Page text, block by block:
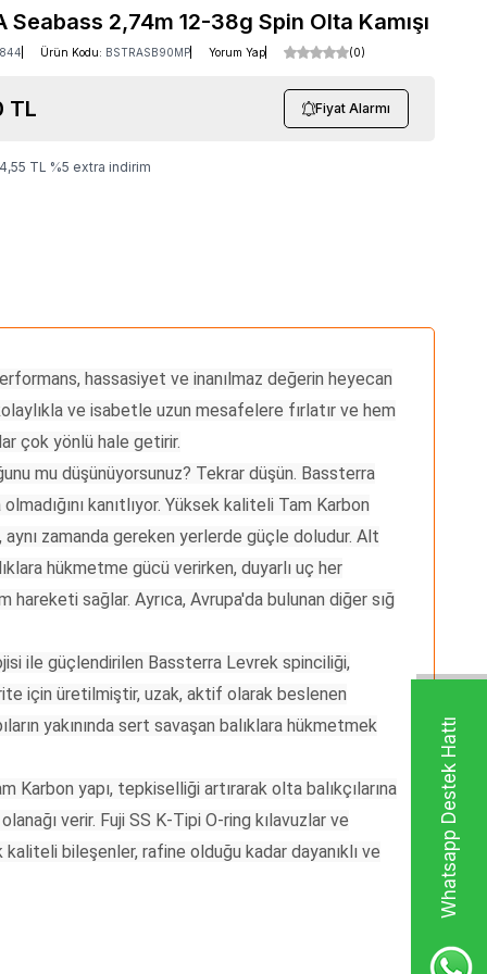
Whatsapp Destek Hattı
Seabass 2,74m 12-38g Spin Olta Kamışı
Ürün Kodu: BSTRASB90MP Yorum Yap (0)
TL Fiyat Alarmı
TL %5 extra indirim
hassasiyet ve inanılmaz değerin heyecan
ve isabetle uzun mesafelere fırlatır ve hem
çok yönlü hale getirir.
mu düşünüyorsunuz? Tekrar düşün. Bassterra
kanıtlıyor. Yüksek kaliteli Tam Karbon
zamanda gereken yerlerde güçle doludur. Alt
hükmetme gücü verirken, duyarlı uç her
sağlar. Ayrıca, Avrupa'da bulunan diğer sığ
ile güçlendirilen Bassterra Levrek spinciliği,
için üretilmiştir, uzak, aktif olarak beslenen
yakınında sert savaşan balıklara hükmetmek
yapı, tepkiselliği artırarak olta balıkçılarına
verir. Fuji SS K-Tipi O-ring kılavuzlar ve
bileşenler, rafine olduğu kadar dayanıklı ve